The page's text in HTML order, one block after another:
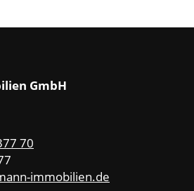
GmbH
70
immobilien.de